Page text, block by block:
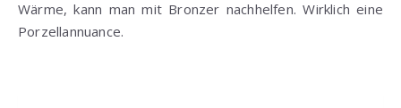
Wärme, kann man mit Bronzer nachhelfen. Wirklich eine
Porzellannuance.